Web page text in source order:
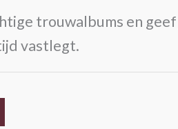
trouwalbums en
vastlegt.